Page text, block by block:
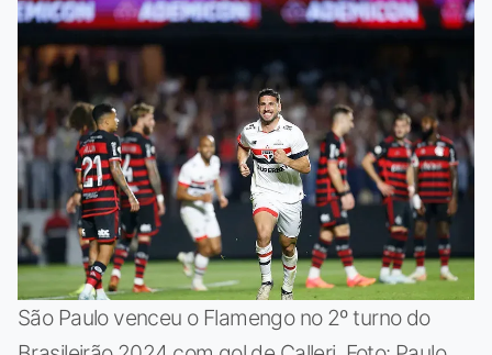
São Paulo venceu o Flamengo no 2º turno do